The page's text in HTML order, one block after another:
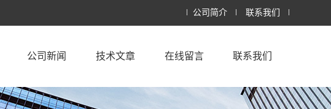
公司简介 联系我们
公司新闻 技术文章 在线留言 联系我们